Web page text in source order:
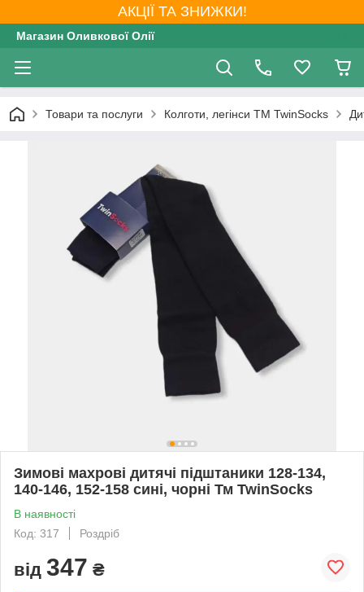
АКЦІЇ ТА ЗНИЖКИ!
Магазин Оливкової Олії
Товари та послуги Колготи, легінси ТМ TwinSocks
Зимові махрові дитячі підштаники 128-134,
140-146, 152-158 сині, чорні Тм TwinSocks
В наявності
Код: 317
Роздріб
від 347 ₴